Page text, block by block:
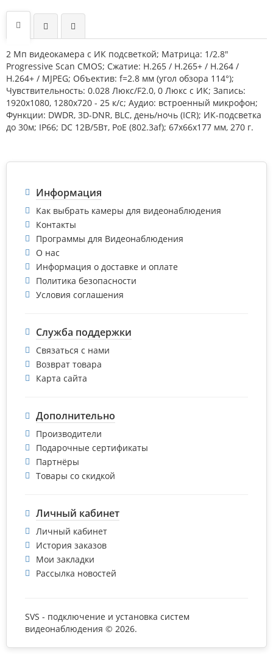
2 Мп видеокамера с ИК подсветкой; Матрица: 1/2.8"
Progressive Scan CMOS; Сжатие: Н.265 / Н.265+ / H.264 /
H.264+ / MJPEG; Объектив: f=2.8 мм (угол обзора 114°);
Чувствительность: 0.028 Люкс/F2.0, 0 Люкс с ИК; Запись:
1920x1080, 1280х720 - 25 к/с; Аудио: встроенный микрофон;
Функции: DWDR, 3D-DNR, BLC, день/ночь (ICR); ИК-подсветка
до 30м; IP66; DC 12В/5Вт, PoE (802.3af); 67х66х177 мм, 270 г.
Информация
Как выбрать камеры для видеонаблюдения
Контакты
Программы для Видеонаблюдения
О нас
Информация о доставке и оплате
Политика безопасности
Условия соглашения
Служба поддержки
Связаться с нами
Возврат товара
Карта сайта
Дополнительно
Производители
Подарочные сертификаты
Партнёры
Товары со скидкой
Личный кабинет
Личный кабинет
История заказов
Мои закладки
Рассылка новостей
SVS - подключение и установка систем
видеонаблюдения © 2026.